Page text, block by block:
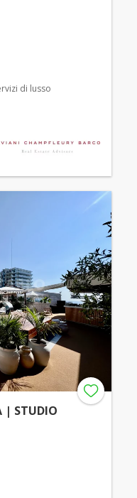
di lusso
| STUDIO